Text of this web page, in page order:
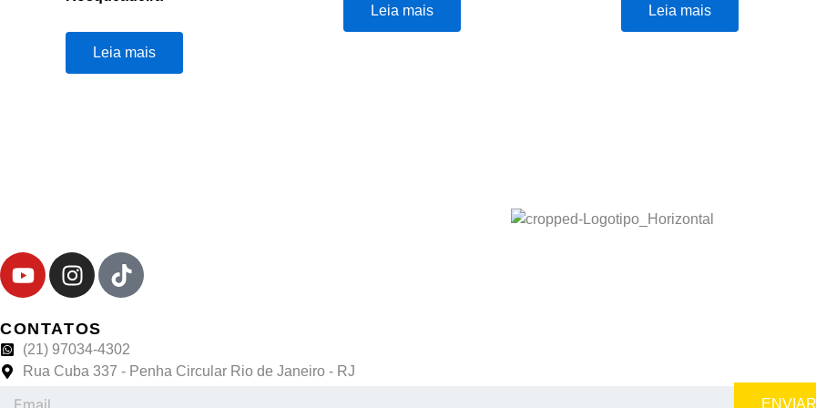
Leia mais
Leia mais Leia mais
Y
o
t
u
b
e
I
n
t
a
g
T
i
o
k
CONTATOS
(21) 97034-4302
Rua Cuba 337 - Penha Circular Rio de Janeiro - RJ
ENVIAR